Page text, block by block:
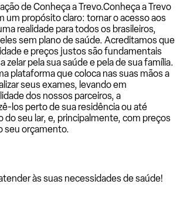
de Conheça a Trevo.Conheça a Trevo
um propósito claro: tornar o acesso aos
realidade para todos os brasileiros,
sem plano de saúde. Acreditamos que
e preços justos são fundamentais
zelar pela sua saúde e pela de sua família.
plataforma que coloca nas suas mãos a
seus exames, levando em
dos nossos parceiros, a
los perto de sua residência ou até
seu lar, e, principalmente, com preços
seu orçamento.
às suas necessidades de saúde!